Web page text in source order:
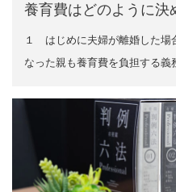
養育費はどのように決
１ はじめに夫婦が離婚した場
なった親も養育費を負担する義